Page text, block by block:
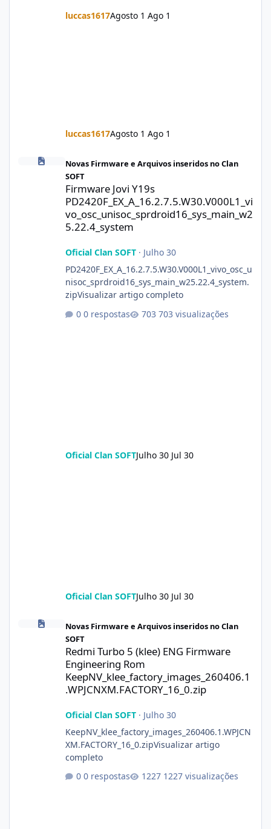
luccas1617Agosto 1 Ago 1
luccas1617Agosto 1 Ago 1
Firmware Jovi Y19s
Novas Firmware e Arquivos inseridos no Clan
SOFT
Firmware Jovi Y19s
PD2420F_EX_A_16.2.7.5.W30.V000L1_vi
vo_osc_unisoc_sprdroid16_sys_main_w2
5.22.4_system
Oficial Clan SOFT· Julho 30
PD2420F_EX_A_16.2.7.5.W30.V000L1_vivo_osc_u
nisoc_sprdroid16_sys_main_w25.22.4_system.
zipVisualizar artigo completo
0 respostas
703 visualizações
Oficial Clan SOFTJulho 30 Jul 30
Oficial Clan SOFTJulho 30 Jul 30
Redmi Turbo 5 (klee) ENG Firmware Engineering Rom
Novas Firmware e Arquivos inseridos no Clan
SOFT
Redmi Turbo 5 (klee) ENG Firmware
Engineering Rom
KeepNV_klee_factory_images_260406.1
.WPJCNXM.FACTORY_16_0.zip
Oficial Clan SOFT· Julho 30
KeepNV_klee_factory_images_260406.1.WPJCN
XM.FACTORY_16_0.zipVisualizar artigo
completo
0 respostas
1227 visualizações